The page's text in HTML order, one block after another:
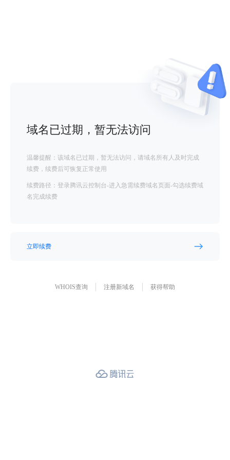
域名已过期，暂无法访问
温馨提醒：该域名已过期，暂无法访问，请域名所有人及时完成
续费，续费后可恢复正常使用
续费路径：登录腾讯云控制台-进入急需续费域名页面-勾选续费域
名完成续费
立即续费
WHOIS查询 注册新域名 获得帮助